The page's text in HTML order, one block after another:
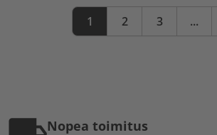
1 2 3 ...
Nopea toimitus